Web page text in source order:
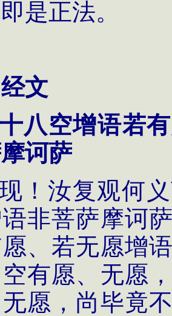
是正法。
文
十八空增语若
诃萨
！汝复观何
非菩萨摩诃
、若无愿增
有愿、无愿
愿，尚毕竟